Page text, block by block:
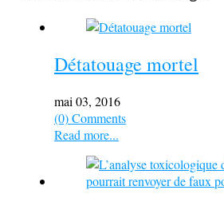
Détatouage mortel
mai 03, 2016
(0) Comments
Read more...